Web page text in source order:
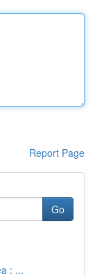
Report Page
Go
: ...